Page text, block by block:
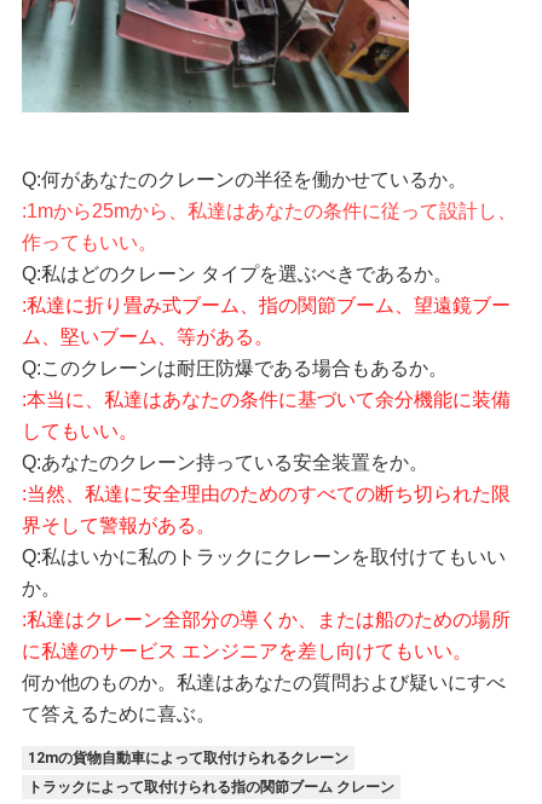
Q:何があなたのクレーンの半径を働かせているか。
:1mから25mから、私達はあなたの条件に従って設計し、
作ってもいい。
Q:私はどのクレーン タイプを選ぶべきであるか。
:私達に折り畳み式ブーム、指の関節ブーム、望遠鏡ブー
ム、堅いブーム、等がある。
Q:このクレーンは耐圧防爆である場合もあるか。
:本当に、私達はあなたの条件に基づいて余分機能に装備
してもいい。
Q:あなたのクレーン持っている安全装置をか。
:当然、私達に安全理由のためのすべての断ち切られた限
界そして警報がある。
Q:私はいかに私のトラックにクレーンを取付けてもいい
か。
:私達はクレーン全部分の導くか、または船のための場所
に私達のサービス エンジニアを差し向けてもいい。
何か他のものか。私達はあなたの質問および疑いにすべ
て答えるために喜ぶ。
12mの貨物自動車によって取付けられるクレーン
トラックによって取付けられる指の関節ブーム クレーン